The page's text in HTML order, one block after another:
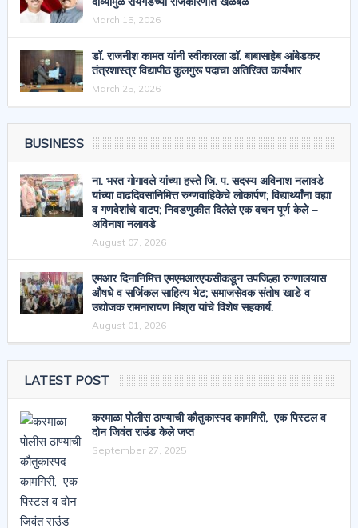
March 15, 2026
डॉ. राजनीश कामत यांनी स्वीकारला डॉ. बाबासाहेब आंबेडकर
तंत्रशास्त्र विद्यापीठ कुलगुरू पदाचा अतिरिक्त कार्यभार
March 25, 2026
BUSINESS
ना. भरत गोगावले यांच्या हस्ते जि. प. सदस्य अविनाश नलावडे
यांच्या वाढदिवसानिमित्त रुग्णवाहिकेचे लोकार्पण; विद्यार्थ्यांना वह्या
व गणवेशांचे वाटप; निवडणुकीत दिलेले एक वचन पूर्ण केले –
अविनाश नलावडे
August 07, 2026
एमआर दिनानिमित्त एमएमआरएफसीकडून उपजिल्हा रुग्णालयास
औषधे व सर्जिकल साहित्य भेट; समाजसेवक संतोष खाडे व
उद्योजक रामनारायण मिश्रा यांचे विशेष सहकार्य.
August 01, 2026
LATEST POST
करमाळा पोलीस ठाण्याची कौतुकास्पद कामगिरी, एक पिस्टल व
दोन जिवंत राउंड केले जप्त
September 27, 2025